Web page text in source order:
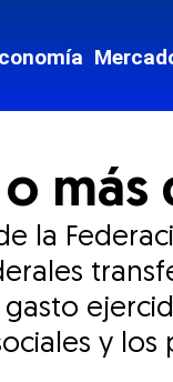
o
la
y